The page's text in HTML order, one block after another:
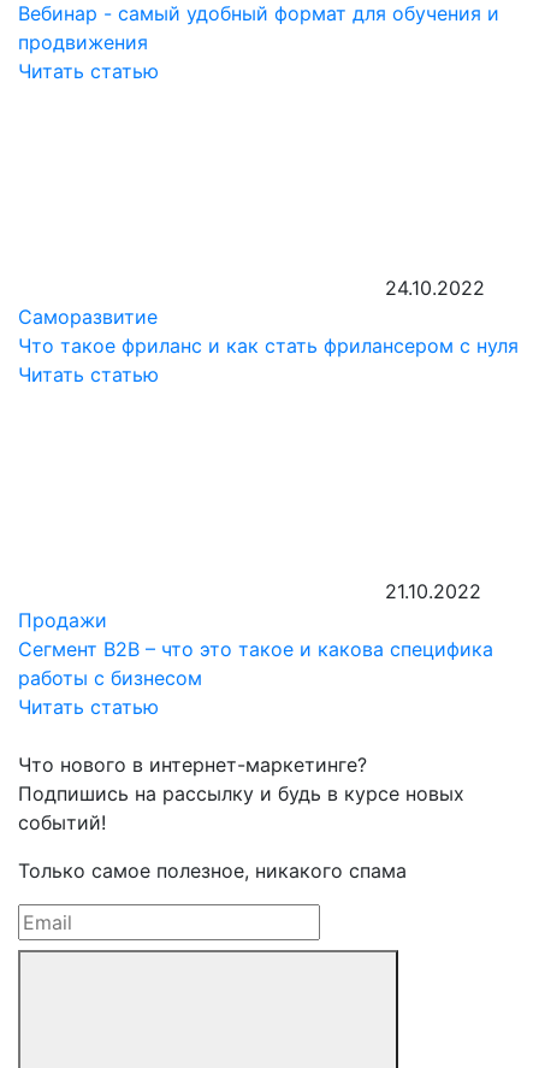
Вебинар - самый удобный формат для обучения и
продвижения
Читать статью
24.10.2022
Саморазвитие
Что такое фриланс и как стать фрилансером с нуля
Читать статью
21.10.2022
Продажи
Сегмент B2B – что это такое и какова специфика
работы с бизнесом
Читать статью
Что нового в интернет-маркетинге?
Подпишись на рассылку и будь в курсе новых
событий!
Только самое полезное, никакого спама